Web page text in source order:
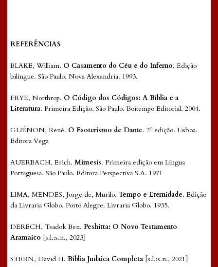
REFERÊNCIAS
BLAKE, William. O Casamento do Céu e do Inferno. Edição
bilíngue. São Paulo. Nova Alexandria. 1993.
FRYE, Northrop. O Código dos Códigos: A Bíblia e a
Literatura. Primeira Edição. São Paulo. Boitempo Editorial. 2004.
GUÉNON, René. O Esoterismo de Dante. 2º edição. Lisboa.
Editora Vega
AUERBACH, Erich. Mimesis. Primeira edição em Língua
Portuguesa. São Paulo. Editora Perspectiva S.A. 1971
LIMA, MENDES, Jorge de, Murilo. Tempo e Eternidade. Edição
da Livraria Globo. Porto Alegre. Livraria Globo. 1935.
DERECH, Tsadok Ben. Peshitta: O Novo Testamento
Aramaico [s.l.:s.n., 2023]
STERN, David H. Bíblia Judaica Completa [s.l.:s.n., 2021]